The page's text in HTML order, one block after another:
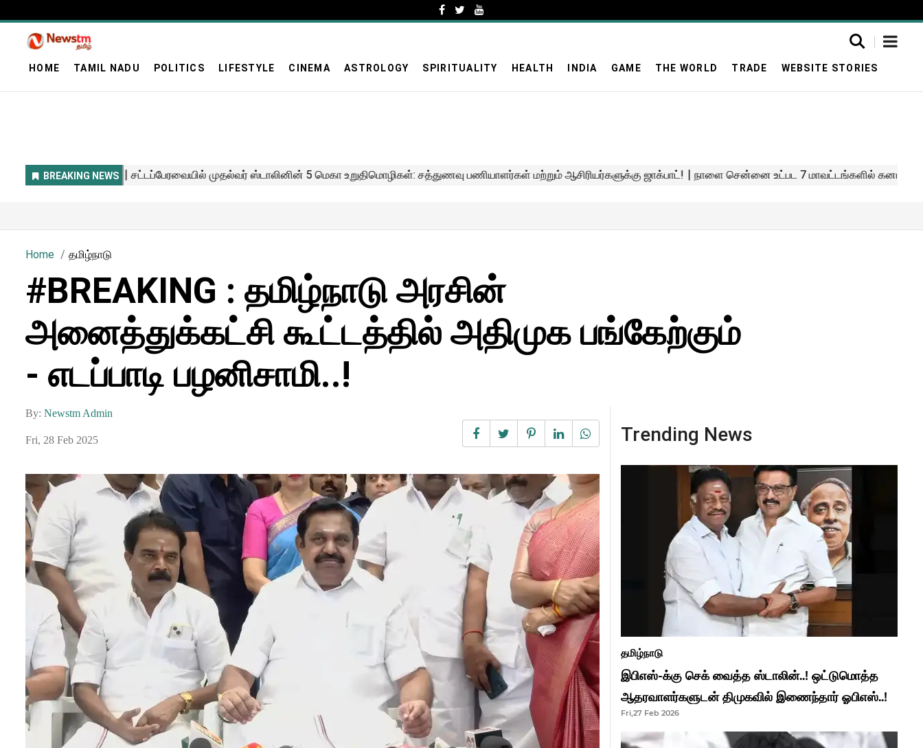
HOME TAMIL NADU POLITICS LIFESTYLE CINEMA ASTROLOGY SPIRITUALITY HEALTH INDIA GAME THE WORLD TRADE WEBSITE STORIES
Home தமிழ்நாடு
#BREAKING : தமிழ்நாடு அரசின்
அனைத்துக்கட்சி கூட்டத்தில் அதிமுக பங்கேற்கும்
- எடப்பாடி பழனிசாமி..!
By: Newstm Admin
Fri, 28 Feb 2025 Trending News
தமிழ்நாடு
இபிஎஸ்-க்கு செக் வைத்த ஸ்டாலின்..! ஒட்டுமொத்த
ஆதரவாளர்களுடன் திமுகவில் இணைந்தார் ஓபிஎஸ்..!
Fri,27 Feb 2026